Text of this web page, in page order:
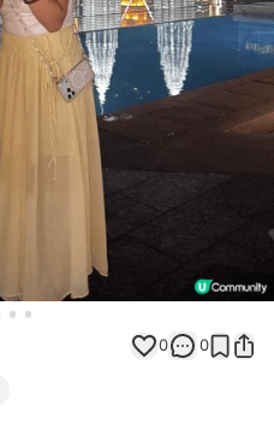
0 0